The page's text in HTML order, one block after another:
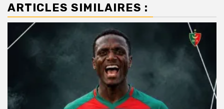
ARTICLES SIMILAIRES :